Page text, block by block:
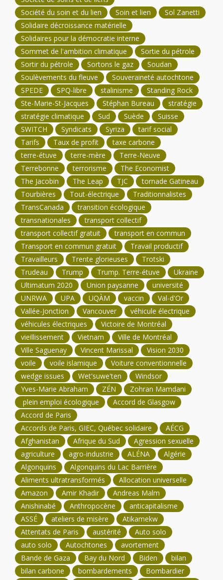
Société du soin et du lien
Soin et lien
Sol Zanetti
Solidaire décroissance matérielle
Solidaires pour la démocratie interne
Sommet de l'ambition climatique
Sortie du pétrole
Sortir du pétrole
Sortons le gaz
Soudan
Soulèvements du fleuve
Souveraineté autochtone
SPEDE
SPQ-libre stalinisme
Standing Rock
Ste-Marie-St-Jacques
Stéphan Bureau
stratégie
stratégie climatique
Sud Suède
Suisse
SWITCH
Syndicats Syriza
tarif social
Tarifs
Taux de profit
taxe carbone
terre-étuve
terre-mère
Terre-Neuve
Terrebonne
terrorisme
The Economist
The Jacobin
The Leap TJC
tornade Gatineau
Tourbières
Tout-électrique
Traditionnalistes
TransCanada
transition écologique
transnationales
transport collectif
transport collectif gratuit
transport en commun
Transport en commun gratuit
Travail productif
Travailleurs
Trente glorieuses
Trotski
Trudeau
Trump Trump. Terre-étuve
Ukraine
Ultimatum 2020
Union paysanne
université
UNRWA
UPA UQÀM vaccin
Val-d'Or
Vallée-Jonction
Vancouver
véhicule électrique
véhicules électriques
Victoire de Montréal
vieillissement
Vietnam
Ville de Montréal
Ville Saguenay
Vincent Marissal
Vision 2030
voile
voile islamique
Voiture conventionnelle
wedge issues
Wet'suwe'ten
Windsor
Yves-Marie Abraham
ZÉN
Zohran Mamdani
plein emploi écologique
Accord de Glasgow
Accord de Paris
Accords de Paris, GIEC, Québec solidaire
AÉCG
Afghanistan
Afrique du Sud
Agression sexuelle
agriculture
agro-industrie ALÉNA
Algérie
Algonquins
Algonquins du Lac Barrière
Aliments ultratransformés
Allocation universelle
Amazon
Amir Khadir
Andreas Malm
Anishinabé
Anthropocène
anticapitalisme
ASSÉ
ateliers de misère
Atikamekw
Attentats de Paris
austérité
Auto solo
auto solo
Autochtones
avortement
Bande de Gaza
Bay du Nord Biden
bilan
bilan carbone
bombardements
Bombardier